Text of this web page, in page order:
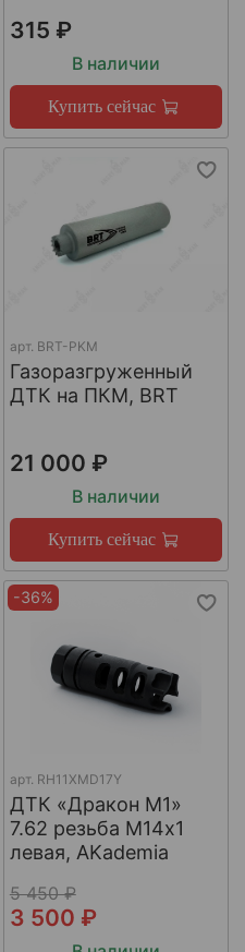
315 ₽
В наличии
Купить сейчас
арт. BRT-PKM
Газоразгруженный
ДТК на ПКМ, BRT
21 000 ₽
В наличии
Купить сейчас
-36%
арт. RH11XMD17Y
ДТК «Дракон М1»
7.62 резьба М14х1
левая, AKademia
5 450 ₽
3 500 ₽